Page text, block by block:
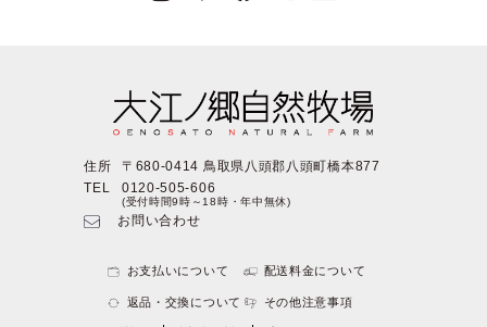
住所
〒680-0414 鳥取県八頭郡八頭町橋本877
TEL
0120-505-606
(受付時間9時～18時・年中無休)
お問い合わせ
お支払いについて 配送料金について
返品・交換について その他注意事項